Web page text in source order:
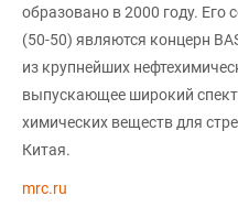
образовано в 2000 году.
(50-50) являются концерн
из крупнейших
выпускающее широкий
химических веществ для
Китая.
mrc.ru